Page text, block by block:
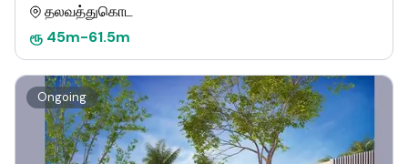
தலவத்துகொட
ரூ 45m-61.5m
Ongoing